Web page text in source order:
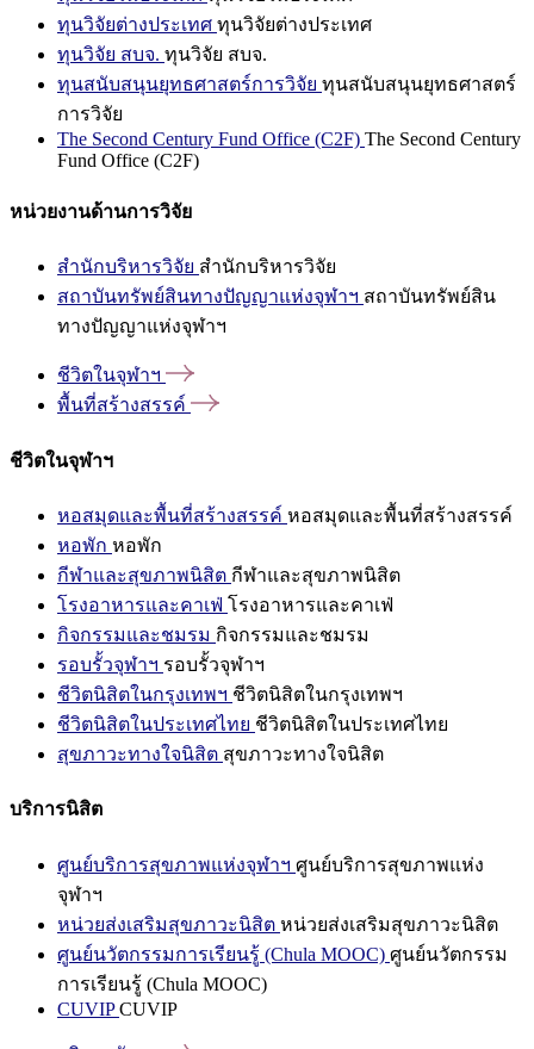
ทุนวิจัยต่างประเทศ ทุนวิจัยต่างประเทศ
ทุนวิจัย สบจ. ทุนวิจัย สบจ.
ทุนสนับสนุนยุทธศาสตร์การวิจัย ทุนสนับสนุนยุทธศาสตร์
การวิจัย
The Second Century Fund Office (C2F) The Second Century
Fund Office (C2F)
หน่วยงานด้านการวิจัย
สำนักบริหารวิจัย สำนักบริหารวิจัย
สถาบันทรัพย์สินทางปัญญาแห่งจุฬาฯ สถาบันทรัพย์สิน
ทางปัญญาแห่งจุฬาฯ
ชีวิตในจุฬาฯ
พื้นที่สร้างสรรค์
ชีวิตในจุฬาฯ
หอสมุดและพื้นที่สร้างสรรค์ หอสมุดและพื้นที่สร้างสรรค์
หอพัก หอพัก
กีฬาและสุขภาพนิสิต กีฬาและสุขภาพนิสิต
โรงอาหารและคาเฟ่ โรงอาหารและคาเฟ่
กิจกรรมและชมรม กิจกรรมและชมรม
รอบรั้วจุฬาฯ รอบรั้วจุฬาฯ
ชีวิตนิสิตในกรุงเทพฯ ชีวิตนิสิตในกรุงเทพฯ
ชีวิตนิสิตในประเทศไทย ชีวิตนิสิตในประเทศไทย
สุขภาวะทางใจนิสิต สุขภาวะทางใจนิสิต
บริการนิสิต
ศูนย์บริการสุขภาพแห่งจุฬาฯ ศูนย์บริการสุขภาพแห่ง
จุฬาฯ
หน่วยส่งเสริมสุขภาวะนิสิต หน่วยส่งเสริมสุขภาวะนิสิต
ศูนย์นวัตกรรมการเรียนรู้ (Chula MOOC) ศูนย์นวัตกรรม
การเรียนรู้ (Chula MOOC)
CUVIPCUVIP